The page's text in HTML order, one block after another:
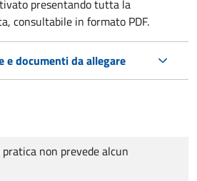
presentando tutta la
consultabile in formato PDF.
e documenti da allegare
non prevede alcun